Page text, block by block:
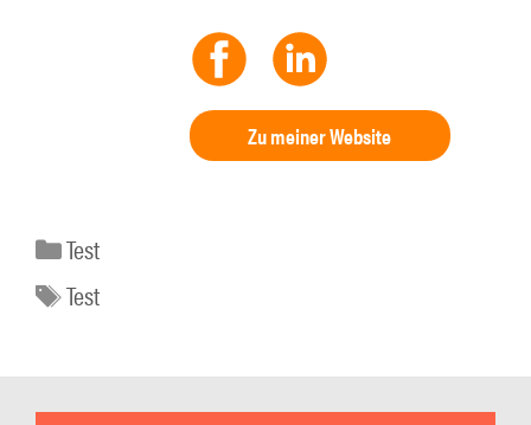
Zu meiner Website
Kategorien
Test
Schlagwörter
Test